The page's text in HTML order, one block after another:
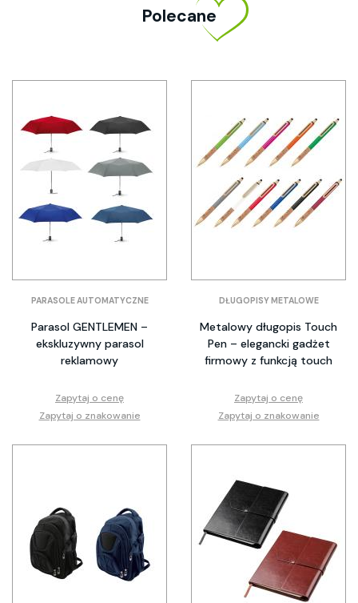
Polecane
PARASOLE AUTOMATYCZNE
Parasol GENTLEMEN –
ekskluzywny parasol
reklamowy
Zapytaj o cenę
Zapytaj o znakowanie
DŁUGOPISY METALOWE
Metalowy długopis Touch
Pen – elegancki gadżet
firmowy z funkcją touch
Zapytaj o cenę
Zapytaj o znakowanie